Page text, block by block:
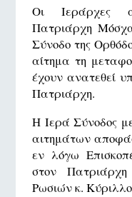
Οι Ιεράρχες
Πατριάρχη
Σύνοδο της
αίτημα τη
έχουν ανατεθεί
Πατριάρχη.
Η Ιερά Σύνοδος
αιτημάτων
εν λόγω
στον
Ρωσιών κ.